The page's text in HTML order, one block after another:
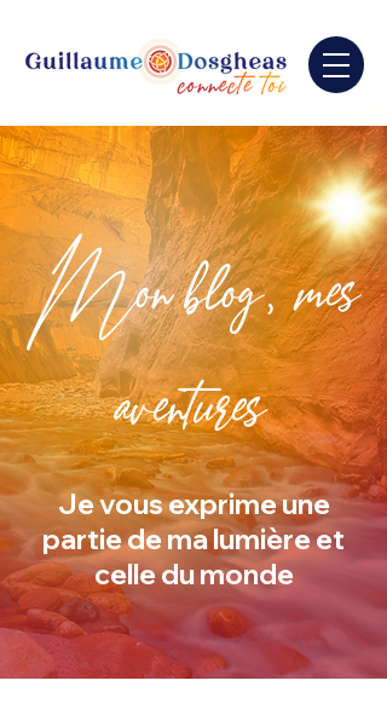
Mon blog, mes
aventures
Je vous exprime une
partie de ma lumière et
celle du monde